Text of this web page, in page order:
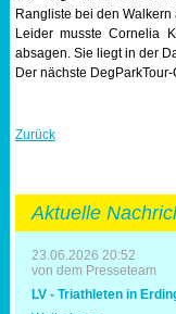
Rangliste bei den Walkern
Leider musste Cornelia
absagen. Sie liegt in der
Der nächste
Zurück
Aktuelle
23.06.2026 20:52
von dem Presseteam
LV - Triathleten in